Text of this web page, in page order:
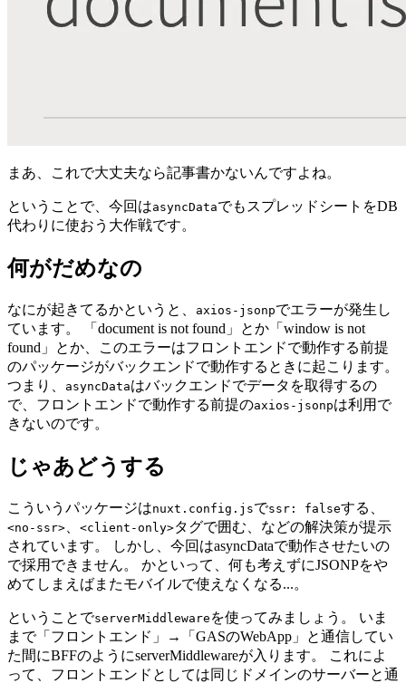
まあ、これで大丈夫なら記事書かないんですよね。
ということで、今回はasyncDataでもスプレッドシートをDB
代わりに使おう大作戦です。
何がだめなの
なにが起きてるかというと、 axios-jsonpでエラーが発生し
ています。 「document is not found」とか「window is not
found」とか、このエラーはフロントエンドで動作する前提
のパッケージがバックエンドで動作するときに起こります。
つまり、
asyncDataはバックエンドでデータを取得するの
で、フロントエンドで動作する前提のaxios-jsonpは利用で
きないのです。
じゃあどうする
こういうパッケージはnuxt.config.jsでssr: falseする、
<no-ssr> <client-only>タグで囲む、などの解決策が提示
されています。 しかし、今回はasyncDataで動作させたいの
で採用できません。 かといって、何も考えずにJSONPをや
めてしまえばまたモバイルで使えなくなる...。
ということでserverMiddleware を使ってみましょう。 いま
まで「フロントエンド」→「GASのWebApp」と通信してい
た間にBFFのようにserverMiddlewareが入ります。 これによ
って、フロントエンドとしては同じドメインのサーバーと通